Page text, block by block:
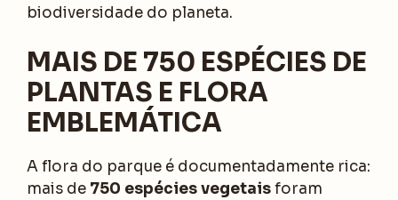
biodiversidade do planeta.
MAIS DE 750 ESPÉCIES DE
PLANTAS E FLORA
EMBLEMÁTICA
A flora do parque é documentadamente rica:
mais de 750 espécies vegetaisforam